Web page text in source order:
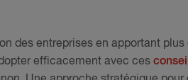
des entreprises en apportant
efficacement avec ces